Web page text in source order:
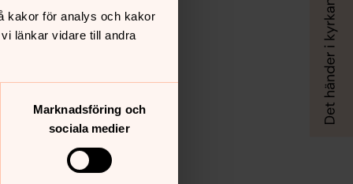
kakor för analys och kakor
länkar vidare till andra
Marknadsföring och
sociala medier